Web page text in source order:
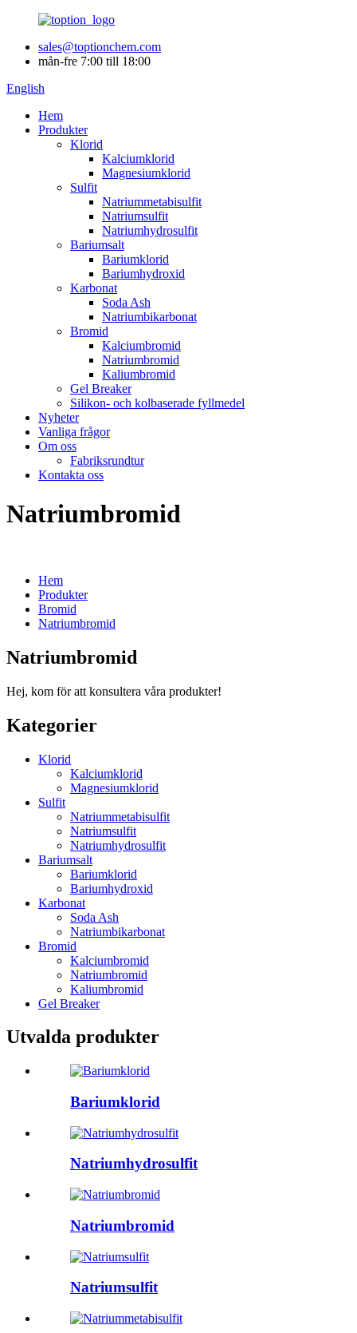
sales@toptionchem.com
mån-fre 7:00 till 18:00
English
Hem
Produkter
Klorid
Kalciumklorid
Magnesiumklorid
Sulfit
Natriummetabisulfit
Natriumsulfit
Natriumhydrosulfit
Bariumsalt
Bariumklorid
Bariumhydroxid
Karbonat
Soda Ash
Natriumbikarbonat
Bromid
Kalciumbromid
Natriumbromid
Kaliumbromid
Gel Breaker
Silikon- och kolbaserade fyllmedel
Nyheter
Vanliga frågor
Om oss
Fabriksrundtur
Kontakta oss
Natriumbromid
Hem
Produkter
Bromid
Natriumbromid
Natriumbromid
Hej, kom för att konsultera våra produkter!
Kategorier
Klorid
Kalciumklorid
Magnesiumklorid
Sulfit
Natriummetabisulfit
Natriumsulfit
Natriumhydrosulfit
Bariumsalt
Bariumklorid
Bariumhydroxid
Karbonat
Soda Ash
Natriumbikarbonat
Bromid
Kalciumbromid
Natriumbromid
Kaliumbromid
Gel Breaker
Utvalda produkter
Bariumklorid
Natriumhydrosulfit
Natriumbromid
Natriumsulfit